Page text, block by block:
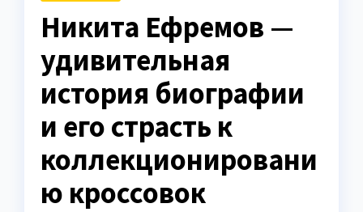
Никита Ефремов —
удивительная
история биографии
и его страсть к
коллекционировани
ю кроссовок